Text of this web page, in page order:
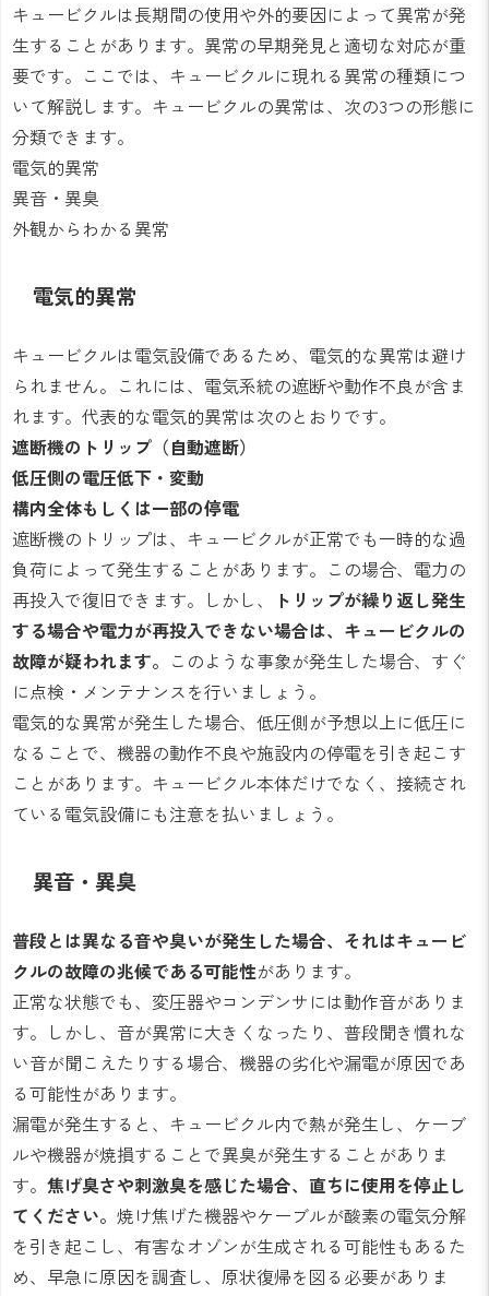
キュービクルは長期間の使用や外的要因によって異常が発
生することがあります。異常の早期発見と適切な対応が重
要です。ここでは、キュービクルに現れる異常の種類につ
いて解説します。キュービクルの異常は、次の3つの形態に
分類できます。
電気的異常
異音・異臭
外観からわかる異常
電気的異常
キュービクルは電気設備であるため、電気的な異常は避け
られません。これには、電気系統の遮断や動作不良が含ま
れます。代表的な電気的異常は次のとおりです。
遮断機のトリップ（自動遮断）
低圧側の電圧低下・変動
構内全体もしくは一部の停電
遮断機のトリップは、キュービクルが正常でも一時的な過
負荷によって発生することがあります。この場合、電力の
再投入で復旧できます。しかし、
トリップが繰り返し発生
する場合や電力が再投入できない場合は、キュービクルの
故障が疑われます。 このような事象が発生した場合、すぐ
に点検・メンテナンスを行いましょう。
電気的な異常が発生した場合、低圧側が予想以上に低圧に
なることで、機器の動作不良や施設内の停電を引き起こす
ことがあります。キュービクル本体だけでなく、接続され
ている電気設備にも注意を払いましょう。
異音・異臭
普段とは異なる音や臭いが発生した場合、それはキュービ
クルの故障の兆候である可能性があります。
正常な状態でも、変圧器やコンデンサには動作音がありま
す。しかし、音が異常に大きくなったり、普段聞き慣れな
い音が聞こえたりする場合、機器の劣化や漏電が原因であ
る可能性があります。
漏電が発生すると、キュービクル内で熱が発生し、ケーブ
ルや機器が焼損することで異臭が発生することがありま
す。 焦げ臭さや刺激臭を感じた場合、直ちに使用を停止し
てください。 焼け焦げた機器やケーブルが酸素の電気分解
を引き起こし、有害なオゾンが生成される可能性もあるた
め、早急に原因を調査し、原状復帰を図る必要がありま